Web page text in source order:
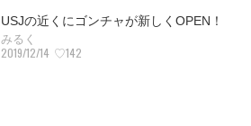
USJの近くにゴンチャが新しくOPEN！
みるく
2019/12/14 ♡142